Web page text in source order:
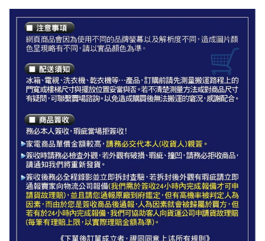
●網頁商品會因為使用不同的品牌螢幕以及解析度不同，
造成圖片顏色呈現略有不同，請以實品顏色為準。
◆配送須知◆
冰箱、電視、洗衣機、乾衣機等…產品，訂購前請先測量搬運
路程上的門寬或樓梯尺寸與擺放位置妥當與否。
大型家電如無電梯，2樓(含)以上，現場或先匯款收取樓層搬運
費100~200元/樓。
如遇特殊安裝環境，如需抬高搬運、搬運距離過遠等等，都會
現場報價說明。
若不清楚測量方法或對商品尺寸有疑問，可聯繫賣場諮詢。
以免造成購買後無法搬運的窘況，若非商品本身瑕疵問題，因
客戶端拒收、無法正常安裝等因素造成退貨，將由廠商與您聯
繫收取空趟費500-1200元，感謝配合。